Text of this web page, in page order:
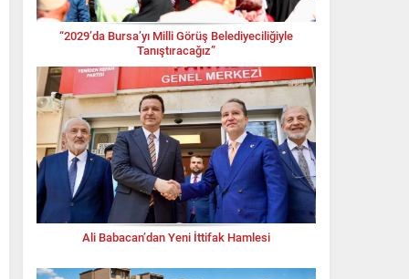
“2029’da Bursa’yı Milli Görüş Belediyeciliğiyle
Tanıştıracağız”
Ali Babacan’dan Yeni İttifak Hamlesi